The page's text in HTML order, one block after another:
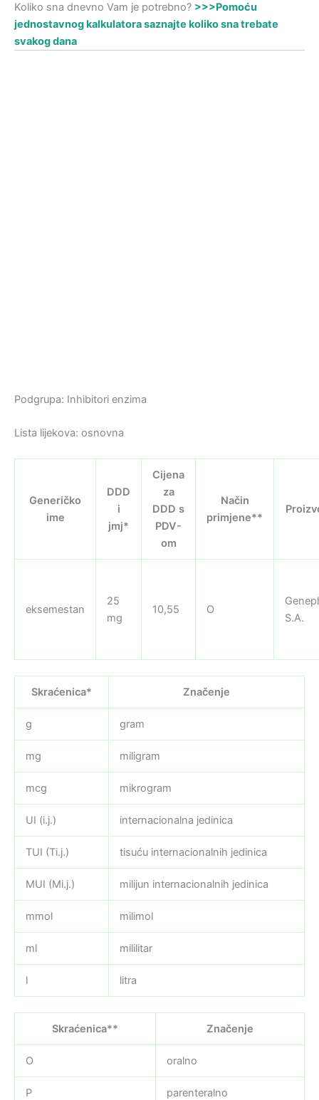
Koliko sna dnevno Vam je potrebno? >>>Pomoću
jednostavnog kalkulatora saznajte koliko sna trebate
svakog dana
Podgrupa: Inhibitori enzima
Lista lijekova: osnovna
Generičko
ime
DDD
i
jmj*
Cijena
za
DDD s
PDV-
om
Način
primjene**
eksemestan
25
mg
10,55 O
S.A.
Skraćenica* Značenje
g gram
mg miligram
mcg mikrogram
UI (i.j.) internacionalna jedinica
TUI (Ti.j.) tisuću internacionalnih jedinica
MUI (Mi.j.) milijun internacionalnih jedinica
mmol milimol
ml mililitar
l litra
Skraćenica** Značenje
O oralno
P parenteralno